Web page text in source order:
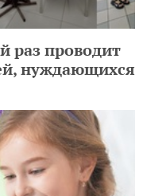
раз проводит
нуждающихся